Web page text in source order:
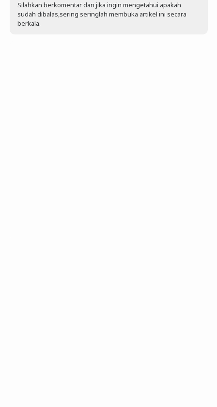
Silahkan berkomentar dan jika ingin mengetahui apakah
sudah dibalas,sering seringlah membuka artikel ini secara
berkala.